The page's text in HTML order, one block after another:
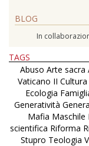
BLOG
In
TAGS
Abuso Arte sacra
Vaticano II
Ecologia
Generatività
Mafia Maschile
scientifica Riforma
Stupro Teologia